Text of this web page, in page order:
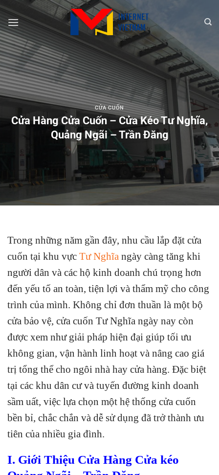
Chuyển
đến
nội
dung
CỬA CUỐN
Cửa Hàng Cửa Cuốn – Cửa Kéo Tư Nghĩa,
Quảng Ngãi – Trần Đăng
Trong những năm gần đây, nhu cầu lắp đặt cửa
cuốn tại khu vực Tư Nghĩa ngày càng tăng khi
người dân và các hộ kinh doanh chú trọng hơn
đến yếu tố an toàn, tiện lợi và thẩm mỹ cho công
trình của mình. Không chỉ đơn thuần là một bộ
cửa bảo vệ, cửa cuốn Tư Nghĩa ngày nay còn
được xem như giải pháp hiện đại giúp tối ưu
không gian, vận hành linh hoạt và nâng cao giá
trị tổng thể cho ngôi nhà hay cửa hàng. Đặc biệt
tại các khu dân cư và tuyến đường kinh doanh
sầm uất, việc lựa chọn một hệ thống cửa cuốn
bền bỉ, chắc chắn và dễ sử dụng đã trở thành ưu
tiên của nhiều gia đình.
I. Giới Thiệu Cửa Hàng Cửa kéo